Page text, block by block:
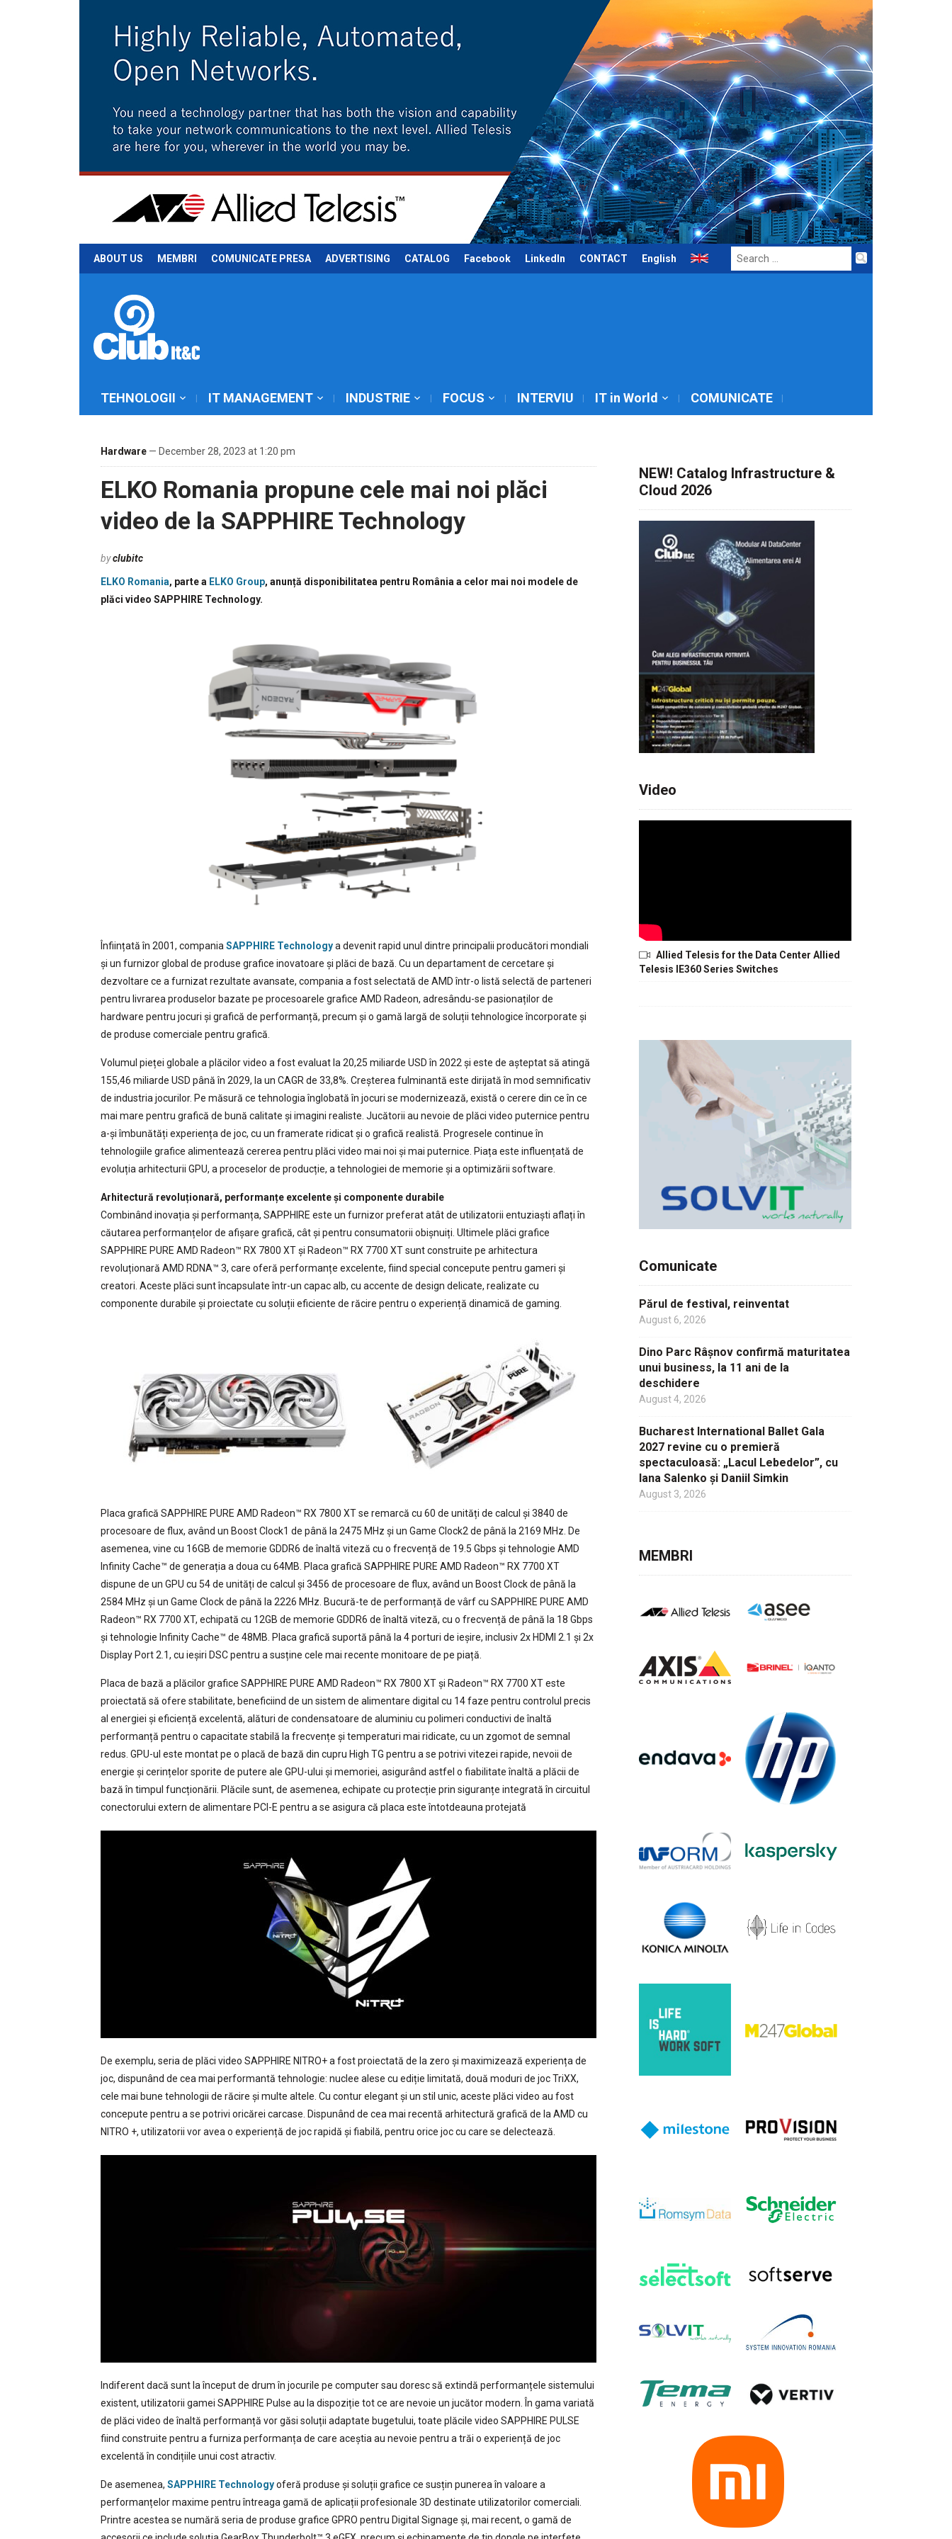
ABOUT US MEMBRI COMUNICATE PRESA ADVERTISING CATALOG Facebook LinkedIn CONTACT English
Search
for:
TEHNOLOGII IT MANAGEMENT INDUSTRIE FOCUS INTERVIU IT in World COMUNICATE
Hardware — December 28, 2023 at 1:20 pm
ELKO Romania propune cele mai noi plăci
video de la SAPPHIRE Technology
byclubitc
ELKO Romania, parte a ELKO Group, anunță disponibilitatea pentru România a celor mai noi modele de
plăci video SAPPHIRE Technology.
Înființată în 2001, companiaSAPPHIRE Technologya devenit rapid unul dintre principalii producători mondiali
și un furnizor global de produse grafice inovatoare și plăci de bază. Cu un departament de cercetare și
dezvoltare ce a furnizat rezultate avansate, compania a fost selectată de AMD într-o listă selectă de parteneri
pentru livrarea produselor bazate pe procesoarele grafice AMD Radeon, adresându-se pasionaților de
hardware pentru jocuri și grafică de performanță, precum și o gamă largă de soluții tehnologice încorporate și
de produse comerciale pentru grafică.
Volumul pieței globale a plăcilor video a fost evaluat la 20,25 miliarde USD în 2022 și este de așteptat să atingă
155,46 miliarde USD până în 2029, la un CAGR de 33,8%. Creșterea fulminantă este dirijată în mod semnificativ
de industria jocurilor. Pe măsură ce tehnologia înglobată în jocuri se modernizează, există o cerere din ce în ce
mai mare pentru grafică de bună calitate și imagini realiste. Jucătorii au nevoie de plăci video puternice pentru
a-și îmbunătăți experiența de joc, cu un framerate ridicat și o grafică realistă. Progresele continue în
tehnologiile grafice alimentează cererea pentru plăci video mai noi și mai puternice. Piața este influențată de
evoluția arhitecturii GPU, a proceselor de producție, a tehnologiei de memorie și a optimizării software.
Arhitectură revoluționară, performanțe excelente și componente durabile
Combinând inovația și performanța, SAPPHIRE este un furnizor preferat atât de utilizatorii entuziaști aflați în
căutarea performanțelor de afișare grafică, cât și pentru consumatorii obișnuiți. Ultimele plăci grafice
SAPPHIRE PURE AMD Radeon™ RX 7800 XT și Radeon™ RX 7700 XT sunt construite pe arhitectura
revoluționară AMD RDNA™ 3, care oferă performanțe excelente, fiind special concepute pentru gameri și
creatori. Aceste plăci sunt încapsulate într-un capac alb, cu accente de design delicate, realizate cu
componente durabile și proiectate cu soluții eficiente de răcire pentru o experiență dinamică de gaming.
Placa grafică SAPPHIRE PURE AMD Radeon™ RX 7800 XT se remarcă cu 60 de unități de calcul și 3840 de
procesoare de flux, având un Boost Clock1 de până la 2475 MHz și un Game Clock2 de până la 2169 MHz. De
asemenea, vine cu 16GB de memorie GDDR6 de înaltă viteză cu o frecvență de 19.5 Gbps și tehnologie AMD
Infinity Cache™ de generația a doua cu 64MB. Placa grafică SAPPHIRE PURE AMD Radeon™ RX 7700 XT
dispune de un GPU cu 54 de unități de calcul și 3456 de procesoare de flux, având un Boost Clock de până la
2584 MHz și un Game Clock de până la 2226 MHz. Bucură-te de performanță de vârf cu SAPPHIRE PURE AMD
Radeon™ RX 7700 XT, echipată cu 12GB de memorie GDDR6 de înaltă viteză, cu o frecvență de până la 18 Gbps
și tehnologie Infinity Cache™ de 48MB. Placa grafică suportă până la 4 porturi de ieșire, inclusiv 2x HDMI 2.1 și 2x
Display Port 2.1, cu ieșiri DSC pentru a susține cele mai recente monitoare de pe piață.
Placa de bază a plăcilor grafice SAPPHIRE PURE AMD Radeon™ RX 7800 XT și Radeon™ RX 7700 XT este
proiectată să ofere stabilitate, beneficiind de un sistem de alimentare digital cu 14 faze pentru controlul precis
al energiei și eficiență excelentă, alături de condensatoare de aluminiu cu polimeri conductivi de înaltă
performanță pentru o capacitate stabilă la frecvențe și temperaturi mai ridicate, cu un zgomot de semnal
redus. GPU-ul este montat pe o placă de bază din cupru High TG pentru a se potrivi vitezei rapide, nevoii de
energie și cerințelor sporite de putere ale GPU-ului și memoriei, asigurând astfel o fiabilitate înaltă a plăcii de
bază în timpul funcționării. Plăcile sunt, de asemenea, echipate cu protecție prin siguranțe integrată în circuitul
conectorului extern de alimentare PCI-E pentru a se asigura că placa este întotdeauna protejată
De exemplu, seria de plăci video SAPPHIRE NITRO+ a fost proiectată de la zero și maximizează experiența de
joc, dispunând de cea mai performantă tehnologie: nuclee alese cu ediție limitată, două moduri de joc TriXX,
cele mai bune tehnologii de răcire și multe altele. Cu contur elegant și un stil unic, aceste plăci video au fost
concepute pentru a se potrivi oricărei carcase. Dispunând de cea mai recentă arhitectură grafică de la AMD cu
NITRO +, utilizatorii vor avea o experiență de joc rapidă și fiabilă, pentru orice joc cu care se delectează.
Indiferent dacă sunt la început de drum în jocurile pe computer sau doresc să extindă performanțele sistemului
existent, utilizatorii gamei SAPPHIRE Pulse au la dispoziție tot ce are nevoie un jucător modern. În gama variată
de plăci video de înaltă performanță vor găsi soluții adaptate bugetului, toate plăcile video SAPPHIRE PULSE
fiind construite pentru a furniza performanța de care aceștia au nevoie pentru a trăi o experiență de joc
excelentă în condițiile unui cost atractiv.
De asemenea, SAPPHIRE Technologyoferă produse și soluții grafice ce susțin punerea în valoare a
performanțelor maxime pentru întreaga gamă de aplicații profesionale 3D destinate utilizatorilor comerciali.
Printre acestea se numără seria de produse grafice GPRO pentru Digital Signage și, mai recent, o gamă de
NEW! Catalog Infrastructure &
Cloud 2026
Video
Allied Telesis for the Data Center Allied
Telesis IE360 Series Switches
Comunicate
Părul de festival, reinventat
August 6, 2026
Dino Parc Râșnov confirmă maturitatea
unui business, la 11 ani de la
deschidere
August 4, 2026
Bucharest International Ballet Gala
2027 revine cu o premieră
spectaculoasă: „Lacul Lebedelor”, cu
Iana Salenko și Daniil Simkin
August 3, 2026
MEMBRI